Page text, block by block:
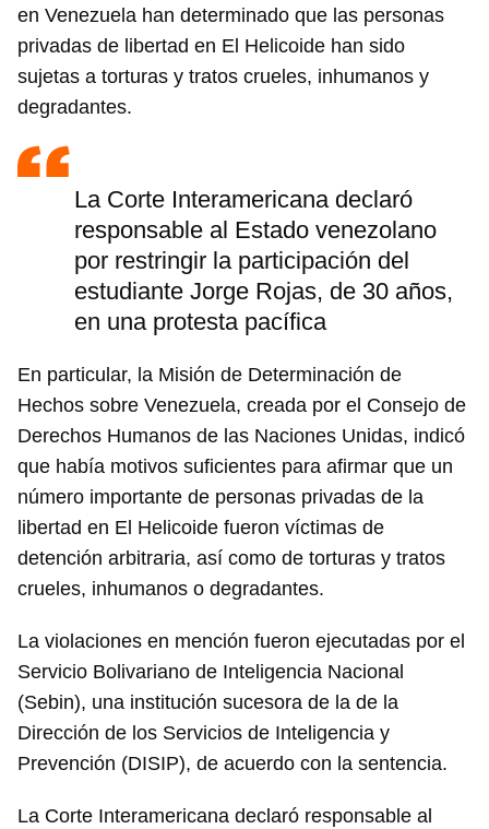
en Venezuela han determinado que las personas
privadas de libertad en El Helicoide han sido
sujetas a torturas y tratos crueles, inhumanos y
degradantes.
La Corte Interamericana declaró
responsable al Estado venezolano
por restringir la participación del
estudiante Jorge Rojas, de 30 años,
en una protesta pacífica
En particular, la Misión de Determinación de
Hechos sobre Venezuela, creada por el Consejo de
Derechos Humanos de las Naciones Unidas, indicó
que había motivos suficientes para afirmar que un
número importante de personas privadas de la
libertad en El Helicoide fueron víctimas de
detención arbitraria, así como de torturas y tratos
crueles, inhumanos o degradantes.
La violaciones en mención fueron ejecutadas por el
Servicio Bolivariano de Inteligencia Nacional
(Sebin), una institución sucesora de la de la
Dirección de los Servicios de Inteligencia y
Prevención (DISIP), de acuerdo con la sentencia.
La Corte Interamericana declaró responsable al